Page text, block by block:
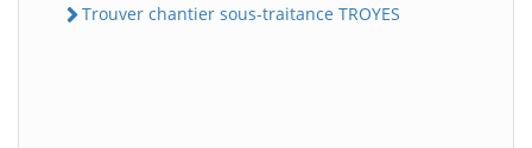
Trouver chantier sous-traitance TROYES